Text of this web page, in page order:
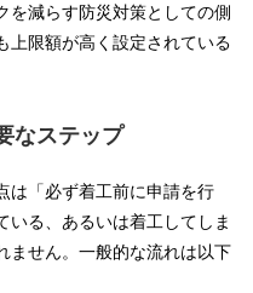
を減らす防災対策としての側
上限額が高く設定されている
なステップ
は「必ず着工前に申請を行
いる、あるいは着工してしま
ません。一般的な流れは以下